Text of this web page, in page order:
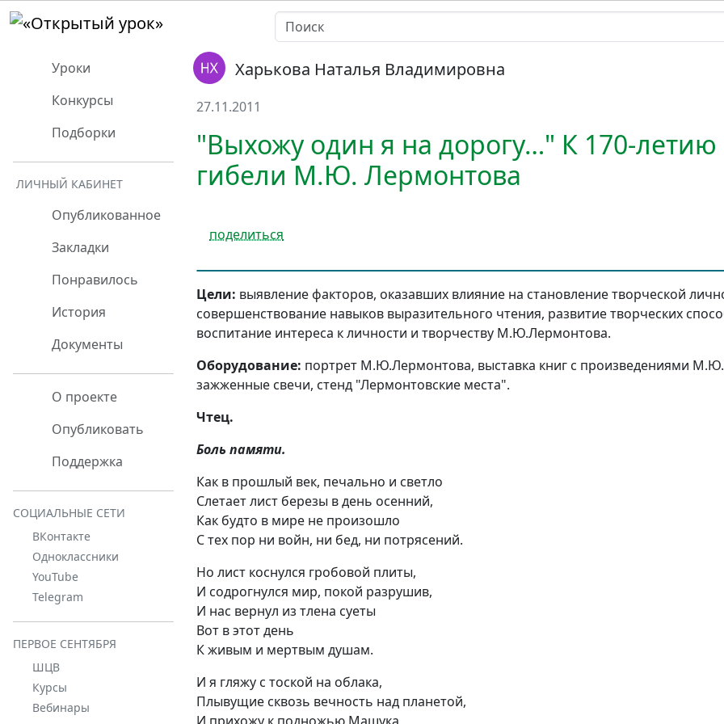
Уроки
Конкурсы
Подборки
ЛИЧНЫЙ КАБИНЕТ
Опубликованное
Закладки
Понравилось
История
Документы
О проекте
Опубликовать
Поддержка
СОЦИАЛЬНЫЕ СЕТИ
ВКонтакте
Одноклассники
YouTube
Telegram
ПЕРВОЕ СЕНТЯБРЯ
ШЦВ
Курсы
Вебинары
Харькова Наталья Владимировна
27.11.2011
"Выхожу один я на дорогу…" К 170-летию
гибели М.Ю. Лермонтова
поделиться
Цели: выявление факторов, оказавших влияние на становление творческой
совершенствование навыков выразительного чтения, развитие творческих
воспитание интереса к личности и творчеству М.Ю.Лермонтова.
Оборудование: портрет М.Ю.Лермонтова, выставка книг с произведениями
зажженные свечи, стенд "Лермонтовские места".
Чтец.
Боль памяти.
Как в прошлый век, печально и светло
Слетает лист березы в день осенний,
Как будто в мире не произошло
С тех пор ни войн, ни бед, ни потрясений.
Но лист коснулся гробовой плиты,
И содрогнулся мир, покой разрушив,
И нас вернул из тлена суеты
Вот в этот день
К живым и мертвым душам.
И я гляжу с тоской на облака,
Плывущие сквозь вечность над планетой,